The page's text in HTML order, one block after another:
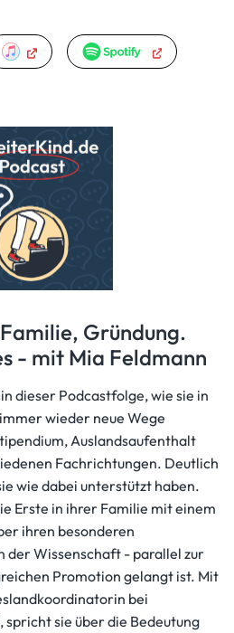
Gründung.
- mit Mia Feldmann
dieser Podcastfolge, wie sie in
wieder neue Wege
Auslandsaufenthalt
Fachrichtungen. Deutlich
wie dabei unterstützt haben.
Erste in ihrer Familie mit einem
ihren besonderen
der Wissenschaft - parallel zur
Promotion gelangt ist. Mit
bei
sie über die Bedeutung